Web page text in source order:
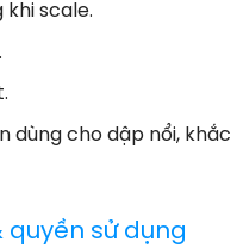
khi scale.
dùng cho dập nổi, khắc
quyền sử dụng